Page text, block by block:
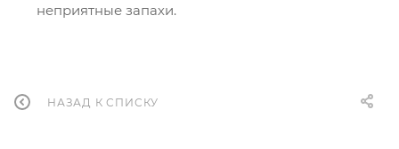
неприятные запахи.
НАЗАД К СПИСКУ